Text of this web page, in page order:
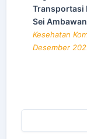
Transportasi
Sei
Kesehatan
Desember